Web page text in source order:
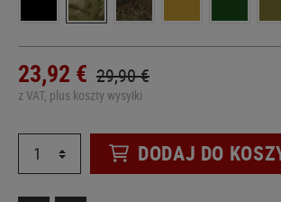
23,92 € 29,90 €
z VAT, plus koszty wysyłki
DODAJ DO